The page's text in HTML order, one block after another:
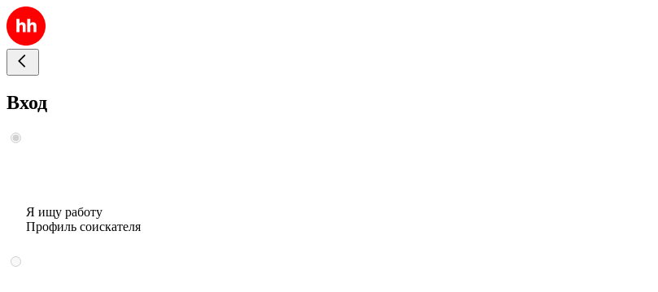
Вход
Я ищу работу
Профиль соискателя